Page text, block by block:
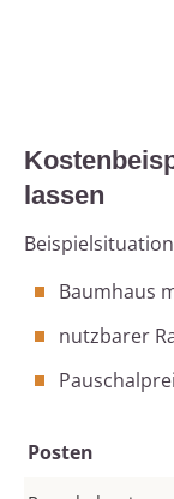
lassen
Baumhaus
nutzbarer
Posten